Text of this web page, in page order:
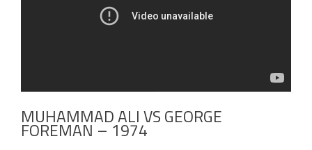
MUHAMMAD ALI VS GEORGE
FOREMAN – 1974